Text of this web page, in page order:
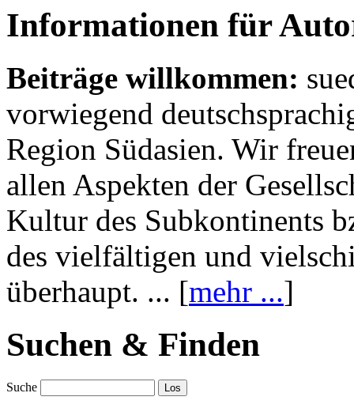
Informationen für
Beiträge willkommen:
vorwiegend
Region Südasien. Wir
allen Aspekten der
Kultur des Subkontinents
des vielfältigen und
überhaupt. ... [mehr ...]
Suchen & Finden
Suche